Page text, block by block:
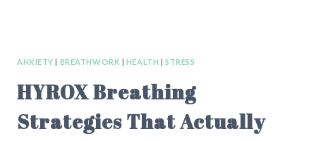
ANXIETY | BREATHWORK | HEALTH | STRESS
HYROX Breathing
Strategies That Actually